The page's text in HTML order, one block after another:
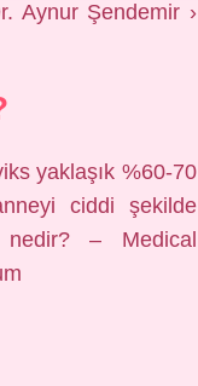
Aynur Şendemir ›
yaklaşık %60-70
ciddi şekilde
nedir? – Medical